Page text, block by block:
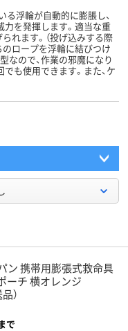
浮輪が自動的に膨脹し、
を発揮します。適当な重
れます。（投げ込みする際
ロープを浮輪に結びつけ
なので、作業の邪魔になり
も使用できます。また、ケ
ン 携帯用膨張式救命具
ーチ 横オレンジ
）
で